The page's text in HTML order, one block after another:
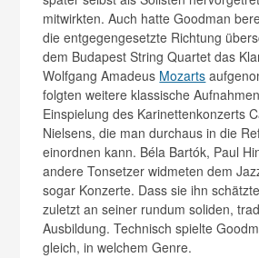
mitwirkten. Auch hatte Goodman
die entgegengesetzte Richtung
dem Budapest String Quartet das
Wolfgang Amadeus Mozarts
folgten weitere klassische
Einspielung des Karinettenkonzerts
Nielsens, die man durchaus in die
einordnen kann. Béla Bartók, Paul
andere Tonsetzer widmeten dem
sogar Konzerte. Dass sie ihn
zuletzt an seiner rundum soliden,
Ausbildung. Technisch spielte
gleich, in welchem Genre.